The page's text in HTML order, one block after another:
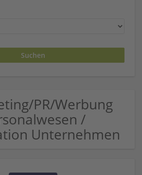
PR/Werbung
/
Unternehmen